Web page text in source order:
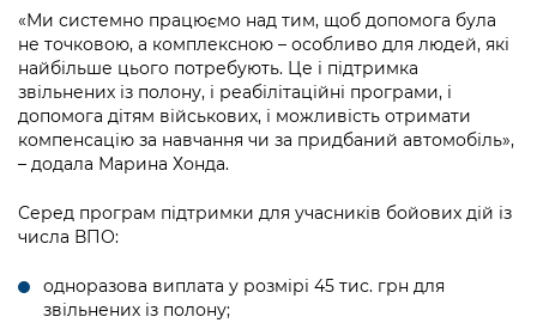
«Ми системно працюємо над тим, щоб допомога була
не точковою, а комплексною – особливо для людей, які
найбільше цього потребують. Це і підтримка
звільнених із полону, і реабілітаційні програми, і
допомога дітям військових, і можливість отримати
компенсацію за навчання чи за придбаний автомобіль»,
– додала Марина Хонда.
Серед програм підтримки для учасників бойових дій із
числа ВПО:
одноразова виплата у розмірі 45 тис. грн для
звільнених із полону;